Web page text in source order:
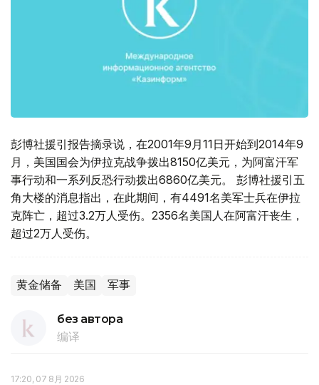
彭博社援引报告摘录说，在2001年9月11日开始到2014年9
月，美国国会为伊拉克战争拨出8150亿美元，为阿富汗军
事行动和一系列反恐行动拨出6860亿美元。 彭博社援引五
角大楼的消息指出，在此期间，有4491名美军士兵在伊拉
克阵亡，超过3.2万人受伤。2356名美国人在阿富汗丧生，
超过2万人受伤。
黄金储备 美国 军事
без автора
编译
17:20, 07 8月 2026